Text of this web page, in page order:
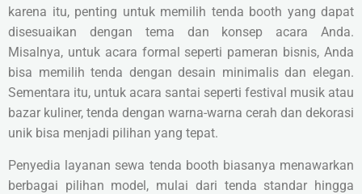
karena itu, penting untuk memilih tenda booth yang dapat
disesuaikan dengan tema dan konsep acara Anda.
Misalnya, untuk acara formal seperti pameran bisnis, Anda
bisa memilih tenda dengan desain minimalis dan elegan.
Sementara itu, untuk acara santai seperti festival musik atau
bazar kuliner, tenda dengan warna-warna cerah dan dekorasi
unik bisa menjadi pilihan yang tepat.
Penyedia layanan sewa tenda booth biasanya menawarkan
berbagai pilihan model, mulai dari tenda standar hingga